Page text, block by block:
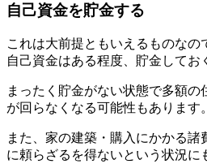
自己資金を貯金する
これは大前提ともいえるものなの
自己資金はある程度、貯金してお
まったく貯金がない状態で多額
が回らなくなる可能性もあります。
また、家の建築・購入にかかる諸
に頼らざるを得ないという状況に